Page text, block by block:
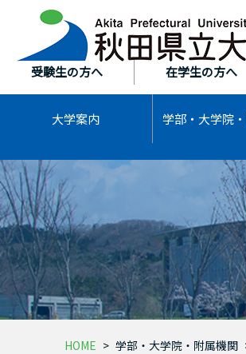
受験生の方へ 在学生の方へ
大学案内 学部・大学院・
HOME 学部・大学院・附属機関